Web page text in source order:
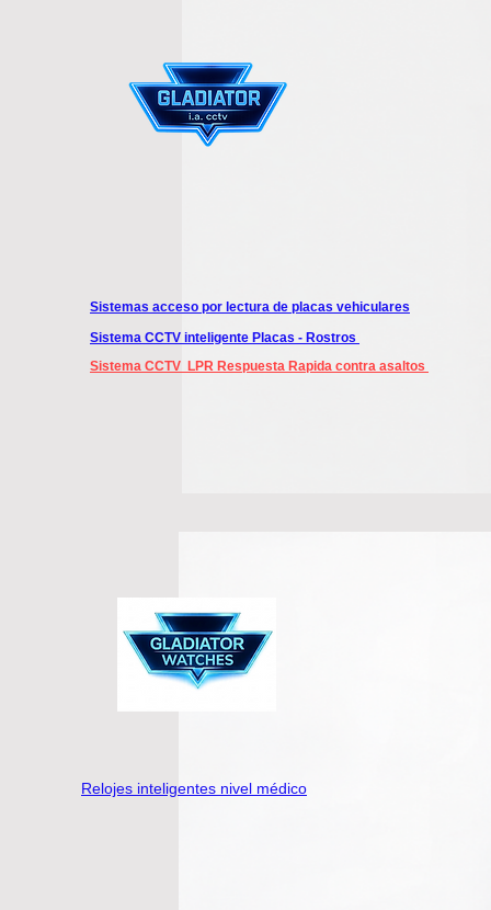
Sistema CCTV LPR Respuesta Rapida contra asaltos
Sistema CCTV inteligente Placas - Rostros
Sistemas acceso por lectura de placas vehiculares
Relojes inteligentes nivel médico